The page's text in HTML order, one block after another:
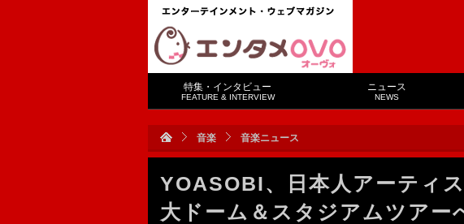
特集・インタビュー
FEATURE & INTERVIEW
ニュース
NEWS
音楽 音楽ニュース
YOASOBI、日本人アーティ
大ドーム＆スタジアムツアー